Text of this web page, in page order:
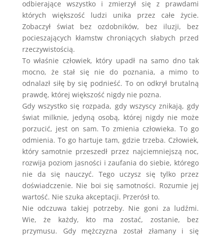
odbierające wszystko i zmierzył się z prawdami
których większość ludzi unika przez całe życie.
Zobaczył świat bez ozdobników, bez iluzji, bez
pocieszających kłamstw chroniących słabych przed
rzeczywistością.
To właśnie człowiek, który upadł na samo dno tak
mocno, że stał się nie do poznania, a mimo to
odnalazł siłę by się podnieść. To on odkrył brutalną
prawdę, której większość nigdy nie pozna.
Gdy wszystko się rozpada, gdy wszyscy znikają, gdy
świat milknie, jedyną osobą, której nigdy nie może
porzucić, jest on sam. To zmienia człowieka. To go
odmienia. To go hartuje tam, gdzie trzeba. Człowiek,
który samotnie przeszedł przez najciemniejszą noc,
rozwija poziom jasności i zaufania do siebie, którego
nie da się nauczyć. Tego uczysz się tylko przez
doświadczenie. Nie boi się samotności. Rozumie jej
wartość. Nie szuka akceptacji. Przerósł to.
Nie odczuwa takiej potrzeby. Nie goni za ludźmi.
Wie, że każdy, kto ma zostać, zostanie, bez
przymusu. Gdy mężczyzna został złamany i się